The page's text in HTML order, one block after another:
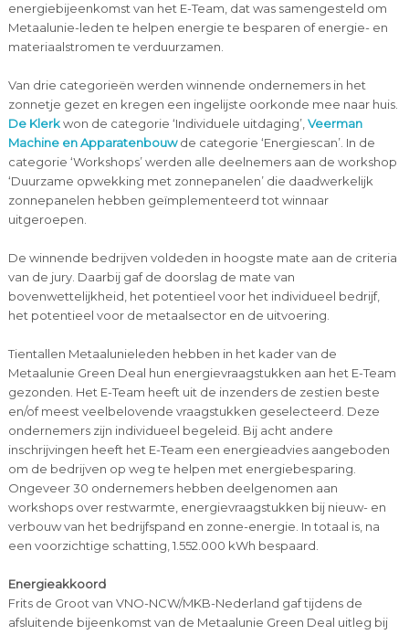
energiebijeenkomst van het E-Team, dat was samengesteld om
Metaalunie-leden te helpen energie te besparen of energie- en
materiaalstromen te verduurzamen.
Van drie categorieën werden winnende ondernemers in het
zonnetje gezet en kregen een ingelijste oorkonde mee naar huis.
De Klerkwon de categorie ‘Individuele uitdaging’, Veerman
Machine en Apparatenbouwde categorie ‘Energiescan’. In de
categorie ‘Workshops’ werden alle deelnemers aan de workshop
‘Duurzame opwekking met zonnepanelen’ die daadwerkelijk
zonnepanelen hebben geïmplementeerd tot winnaar
uitgeroepen.
De winnende bedrijven voldeden in hoogste mate aan de criteria
van de jury. Daarbij gaf de doorslag de mate van
bovenwettelijkheid, het potentieel voor het individueel bedrijf,
het potentieel voor de metaalsector en de uitvoering.
Tientallen Metaalunieleden hebben in het kader van de
Metaalunie Green Deal hun energievraagstukken aan het E-Team
gezonden. Het E-Team heeft uit de inzenders de zestien beste
en/of meest veelbelovende vraagstukken geselecteerd. Deze
ondernemers zijn individueel begeleid. Bij acht andere
inschrijvingen heeft het E-Team een energieadvies aangeboden
om de bedrijven op weg te helpen met energiebesparing.
Ongeveer 30 ondernemers hebben deelgenomen aan
workshops over restwarmte, energievraagstukken bij nieuw- en
verbouw van het bedrijfspand en zonne-energie. In totaal is, na
een voorzichtige schatting, 1.552.000 kWh bespaard.
Energieakkoord
Frits de Groot van VNO-NCW/MKB-Nederland gaf tijdens de
afsluitende bijeenkomst van de Metaalunie Green Deal uitleg bij